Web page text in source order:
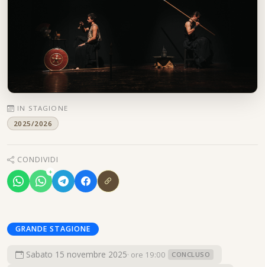
IN STAGIONE
2025/2026
CONDIVIDI
+
GRANDE STAGIONE
Sabato 15 novembre 2025· ore 19:00 CONCLUSO